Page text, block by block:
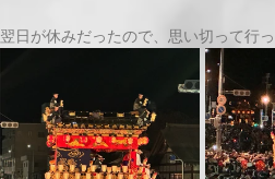
翌日が休みだったので、思い切って行